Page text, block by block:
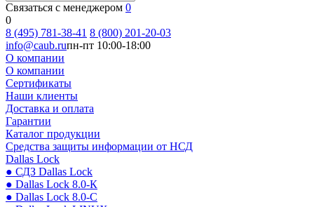
Связаться с менеджером 0
0
8 (495) 781-38-41 8 (800) 201-20-03
info@caub.ruпн-пт 10:00-18:00
О компании
О компании
Сертификаты
Наши клиенты
Доставка и оплата
Гарантии
Каталог продукции
Средства защиты информации от НСД
Dallas Lock
● СДЗ Dallas Lock
● Dallas Lock 8.0-К
● Dallas Lock 8.0-С